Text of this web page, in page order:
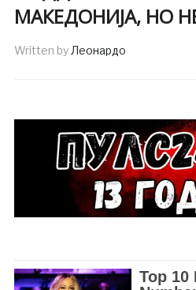
МАКЕДОНИЈА, НО
Written byЛеонардо